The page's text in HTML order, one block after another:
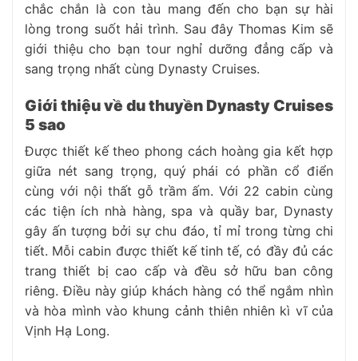
chắc chắn là con tàu mang đến cho bạn sự hài
lòng trong suốt hải trình. Sau đây Thomas Kim sẽ
giới thiệu cho bạn tour nghỉ dưỡng đẳng cấp và
sang trọng nhất cùng Dynasty Cruises.
Giới thiệu về du thuyền Dynasty Cruises
5 sao
Được thiết kế theo phong cách hoàng gia kết hợp
giữa nét sang trọng, quý phái có phần cổ điển
cùng với nội thất gỗ trầm ấm. Với 22 cabin cùng
các tiện ích nhà hàng, spa và quầy bar, Dynasty
gây ấn tượng bởi sự chu đáo, tỉ mỉ trong từng chi
tiết. Mỗi cabin được thiết kế tinh tế, có đầy đủ các
trang thiết bị cao cấp và đều sở hữu ban công
riêng. Điều này giúp khách hàng có thể ngắm nhìn
và hòa mình vào khung cảnh thiên nhiên kì vĩ của
Vịnh Hạ Long.